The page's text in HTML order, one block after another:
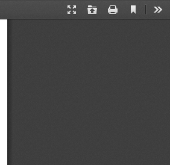
Presentation
Open Print
Current